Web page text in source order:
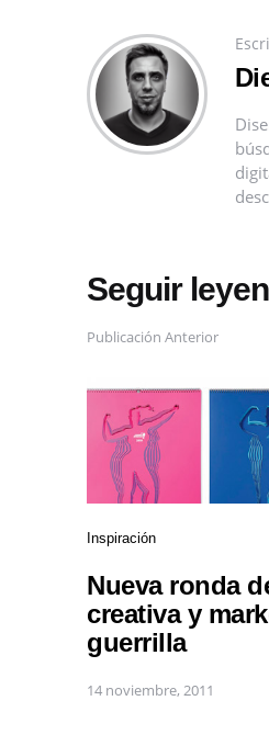
Seguir
Publicación Anterior
Inspiración
Nueva ronda
creativa y
guerrilla
14 noviembre, 2011